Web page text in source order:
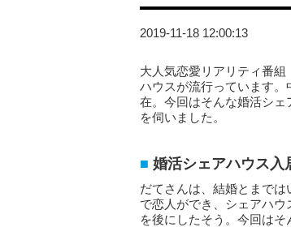
2019-11-18 12:00:13
大人気恋愛リアリティ番
ハウスが流行っています。
在。今回はそんな婚活シ
を伺いました。
婚活シェアハウス入
だてさんは、結婚とまで
で恋人ができ、シェアハ
を後にしたそう。今回はそ